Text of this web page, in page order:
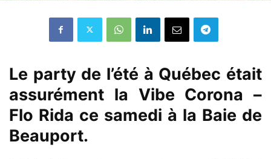
Le party de l’été à Québec était
assurément la Vibe Corona –
Flo Rida ce samedi à la Baie de
Beauport.